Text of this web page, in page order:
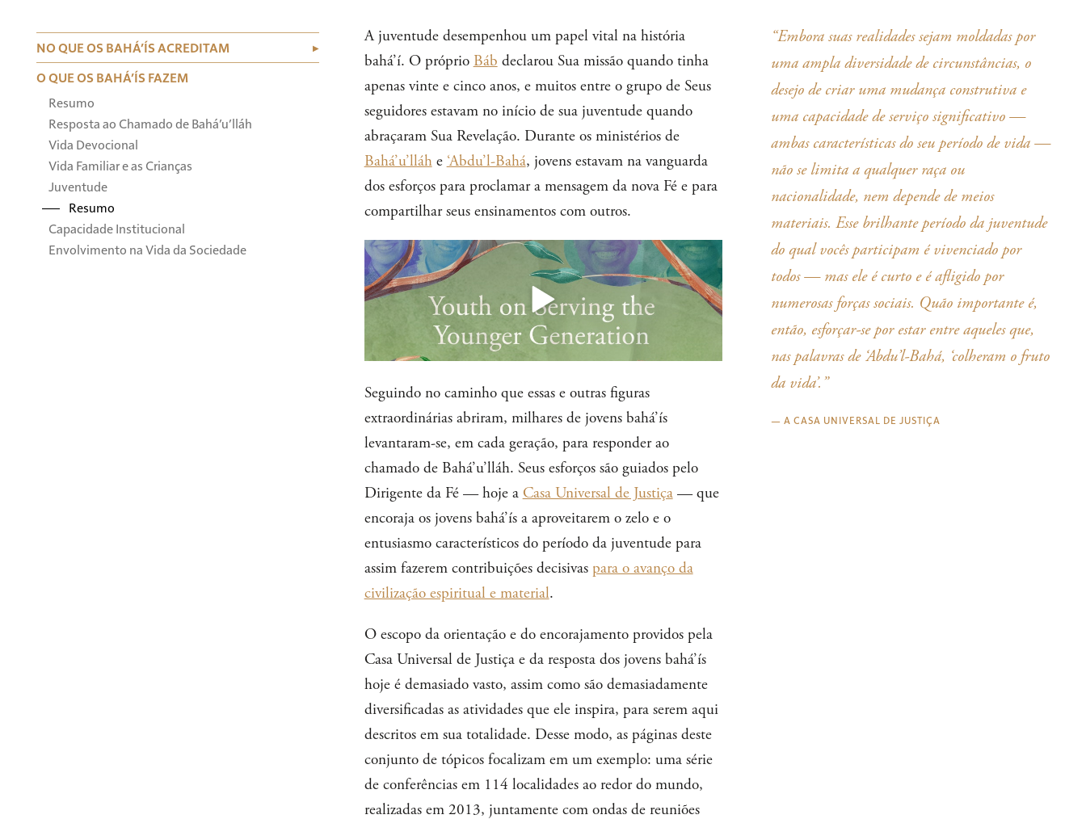
NO QUE OS BAHÁ’ÍS ACREDITAM
O QUE OS BAHÁ’ÍS FAZEM
Resumo
Resposta ao Chamado de Bahá’u’lláh
Vida Devocional
Vida Familiar e as Crianças
Juventude
Resumo
Capacidade Institucional
Envolvimento na Vida da Sociedade
A juventude desempenhou um papel vital na história
bahá’í. O próprio Báb declarou Sua missão quando tinha
apenas vinte e cinco anos, e muitos entre o grupo de Seus
seguidores estavam no início de sua juventude quando
abraçaram Sua Revelação. Durante os ministérios de
Bahá’u’lláhe ‘Abdu’l-Bahá, jovens estavam na vanguarda
dos esforços para proclamar a mensagem da nova Fé e para
compartilhar seus ensinamentos com outros.
Seguindo no caminho que essas e outras figuras
extraordinárias abriram, milhares de jovens bahá’ís
levantaram-se, em cada geração, para responder ao
chamado de Bahá’u’lláh. Seus esforços são guiados pelo
Dirigente da Fé — hoje a Casa Universal de Justiça— que
encoraja os jovens bahá’ís a aproveitarem o zelo e o
entusiasmo característicos do período da juventude para
assim fazerem contribuições decisivas para o avanço da
civilização espiritual e material.
O escopo da orientação e do encorajamento providos pela
Casa Universal de Justiça e da resposta dos jovens bahá’ís
hoje é demasiado vasto, assim como são demasiadamente
diversificadas as atividades que ele inspira, para serem aqui
descritos em sua totalidade. Desse modo, as páginas deste
conjunto de tópicos focalizam em um exemplo: uma série
de conferências em 114 localidades ao redor do mundo,
realizadas em 2013, juntamente com ondas de reuniões
“Embora suas realidades sejam moldadas por
uma ampla diversidade de circunstâncias, o
desejo de criar uma mudança construtiva e
uma capacidade de serviço significativo —
ambas características do seu período de vida —
não se limita a qualquer raça ou
nacionalidade, nem depende de meios
materiais. Esse brilhante período da juventude
do qual vocês participam é vivenciado por
todos — mas ele é curto e é afligido por
numerosas forças sociais. Quão importante é,
então, esforçar-se por estar entre aqueles que,
nas palavras de ‘Abdu’l-Bahá, ‘colheram o fruto
da vida’.”
— A CASA UNIVERSAL DE JUSTIÇA